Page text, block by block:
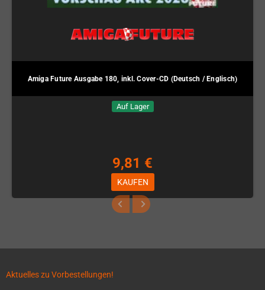
Amiga Future Ausgabe 180, inkl. Cover-CD (Deutsch / Englisch)
Auf Lager
9,81 €
KAUFEN
Aktuelles zu Vorbestellungen!